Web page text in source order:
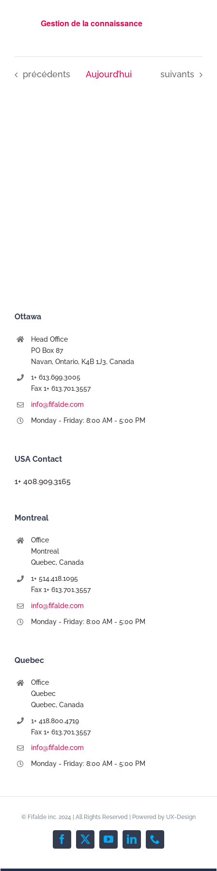
Gestion de la connaissance
Évènements
précédents Aujourd’hui Évènements
suivants
Ottawa
Head Office
PO Box 87
Navan, Ontario, K4B 1J3, Canada
1+ 613.699.3005
Fax 1+ 613.701.3557
info@fifalde.com
Monday - Friday: 8:00 AM - 5:00 PM
USA Contact
1+ 408.909.3165
Montreal
Office
Montreal
Quebec, Canada
1+ 514.418.1095
Fax 1+ 613.701.3557
info@fifalde.com
Monday - Friday: 8:00 AM - 5:00 PM
Quebec
Office
Quebec
Quebec, Canada
1+ 418.800.4719
Fax 1+ 613.701.3557
info@fifalde.com
Monday - Friday: 8:00 AM - 5:00 PM
© Fifalde inc. 2024 | All Rights Reserved | Powered by UX-Design
Facebook
X YouTubeLinkedInPhone